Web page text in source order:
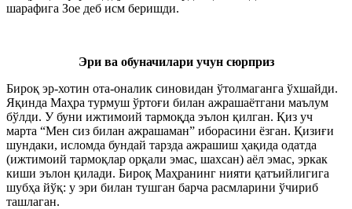
шарафига Зое деб исм беришди.
Эри ва обуначилари учун сюрприз
Бироқ эр-хотин ота-оналик синовидан ўтолмаганга ўхшайди.
Яқинда Маҳра турмуш ўртоғи билан ажрашаётгани маълум
бўлди. У буни ижтимоий тармоқда эълон қилган. Қиз уч
марта “Мен сиз билан ажрашаман” иборасини ёзган. Қизиғи
шундаки, исломда бундай тарзда ажрашиш ҳақида одатда
(ижтимоий тармоқлар орқали эмас, шахсан) аёл эмас, эркак
киши эълон қилади. Бироқ Маҳранинг нияти қатъийлигига
шубҳа йўқ: у эри билан тушган барча расмларини ўчириб
ташлаган.